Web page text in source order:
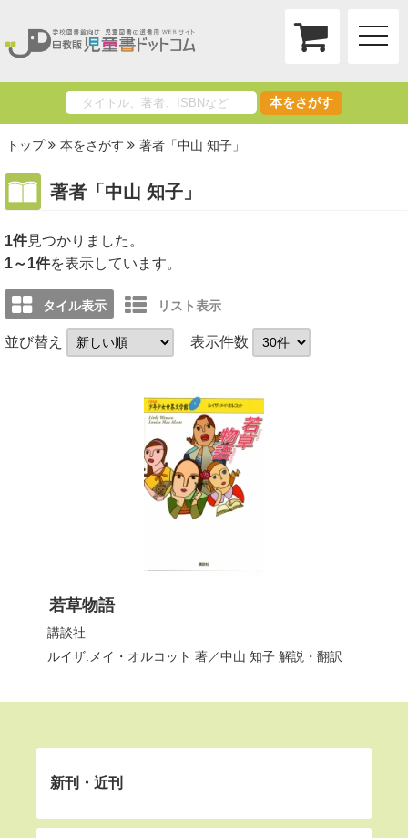
toggle
本をさがす
トップ 本をさがす 著者「中山 知子」
著者「中山 知子」
1件
1～1件を表示しています。
タイル表示 リスト表示
並び替え 表示件数
若草物語
講談社
ルイザ.メイ・オルコット 著／中山 知子解説・翻訳
新刊・近刊